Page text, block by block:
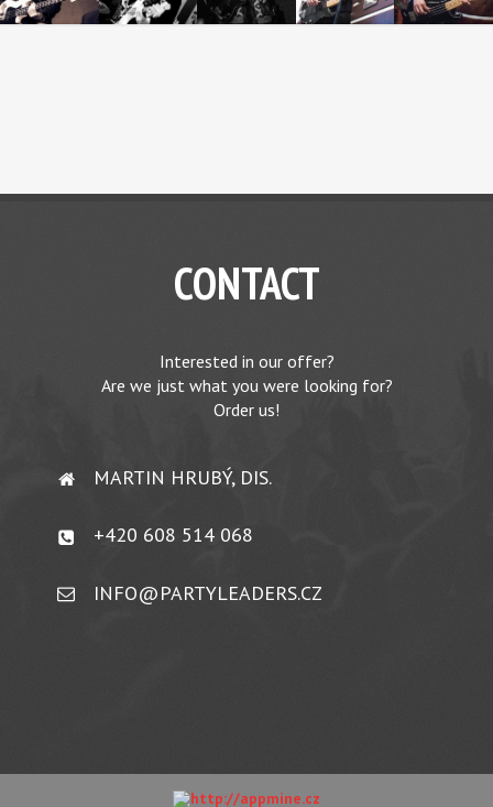
CONTACT
Interested in our offer?
Are we just what you were looking for?
Order us!
MARTIN HRUBÝ, DIS.
+420 608 514 068
INFO@PARTYLEADERS.CZ